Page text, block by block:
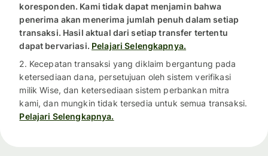
koresponden. Kami tidak dapat menjamin bahwa
penerima akan menerima jumlah penuh dalam setiap
transaksi. Hasil aktual dari setiap transfer tertentu
dapat bervariasi. Pelajari Selengkapnya.
2. Kecepatan transaksi yang diklaim bergantung pada
ketersediaan dana, persetujuan oleh sistem verifikasi
milik Wise, dan ketersediaan sistem perbankan mitra
kami, dan mungkin tidak tersedia untuk semua transaksi.
Pelajari Selengkapnya.